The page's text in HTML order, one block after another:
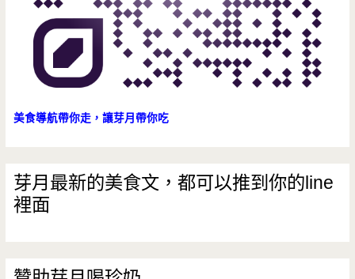
美食導航帶你走，讓芽月帶你吃
芽月最新的美食文，都可以推到你的line
裡面